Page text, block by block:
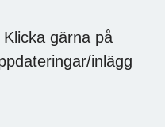
gärna på
inlägg